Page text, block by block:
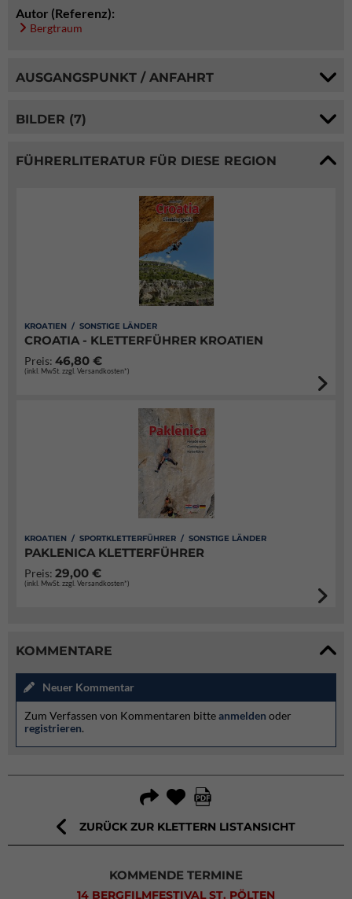
Autor (Referenz):
Bergtraum
AUSGANGSPUNKT / ANFAHRT
BILDER (7)
FÜHRERLITERATUR FÜR DIESE REGION
KROATIEN / SONSTIGE LÄNDER
CROATIA - KLETTERFÜHRER KROATIEN
Preis: 46,80 €
(inkl. MwSt. zzgl. Versandkosten*)
KROATIEN / SPORTKLETTERFÜHRER / SONSTIGE LÄNDER
PAKLENICA KLETTERFÜHRER
Preis: 29,00 €
(inkl. MwSt. zzgl. Versandkosten*)
KOMMENTARE
Neuer Kommentar
Zum Verfassen von Kommentaren bitteanmelden oder
registrieren.
ZURÜCK ZUR KLETTERN LISTANSICHT
KOMMENDE TERMINE
14 BERGFILMFESTIVAL ST. PÖLTEN